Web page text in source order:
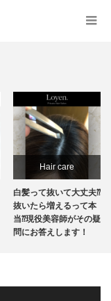
Hair care
白髪って抜いて大丈夫⁇
抜いたら増えるって本
当⁇現役美容師がその疑
問にお答えします！